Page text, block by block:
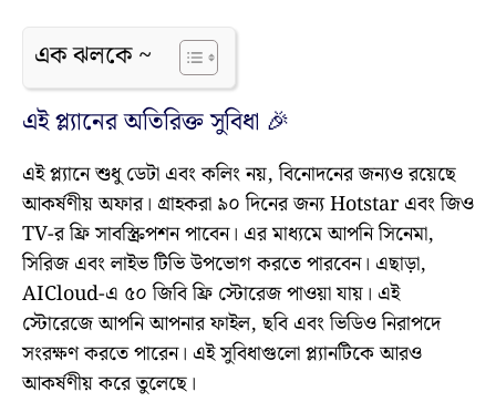
এক ঝলকে ~
এই প্ল্যানের অতিরিক্ত সুবিধা 🎉
এই প্ল্যানে শুধু ডেটা এবং কলিং নয়, বিনোদনের জন্যও রয়েছে
আকর্ষণীয় অফার। গ্রাহকরা ৯০ দিনের জন্য Hotstar এবং জিও
TV-র ফ্রি সাবস্ক্রিপশন পাবেন। এর মাধ্যমে আপনি সিনেমা,
সিরিজ এবং লাইভ টিভি উপভোগ করতে পারবেন। এছাড়া,
AICloud-এ ৫০ জিবি ফ্রি স্টোরেজ পাওয়া যায়। এই
স্টোরেজে আপনি আপনার ফাইল, ছবি এবং ভিডিও নিরাপদে
সংরক্ষণ করতে পারেন। এই সুবিধাগুলো প্ল্যানটিকে আরও
আকর্ষণীয় করে তুলেছে।